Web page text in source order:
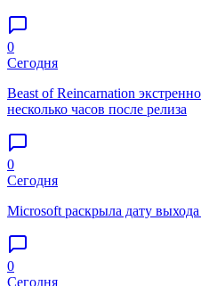
0
Сегодня
Beast of Reincarnation
несколько часов после релиза
0
Сегодня
Microsoft раскрыла дату
0
Сегодня